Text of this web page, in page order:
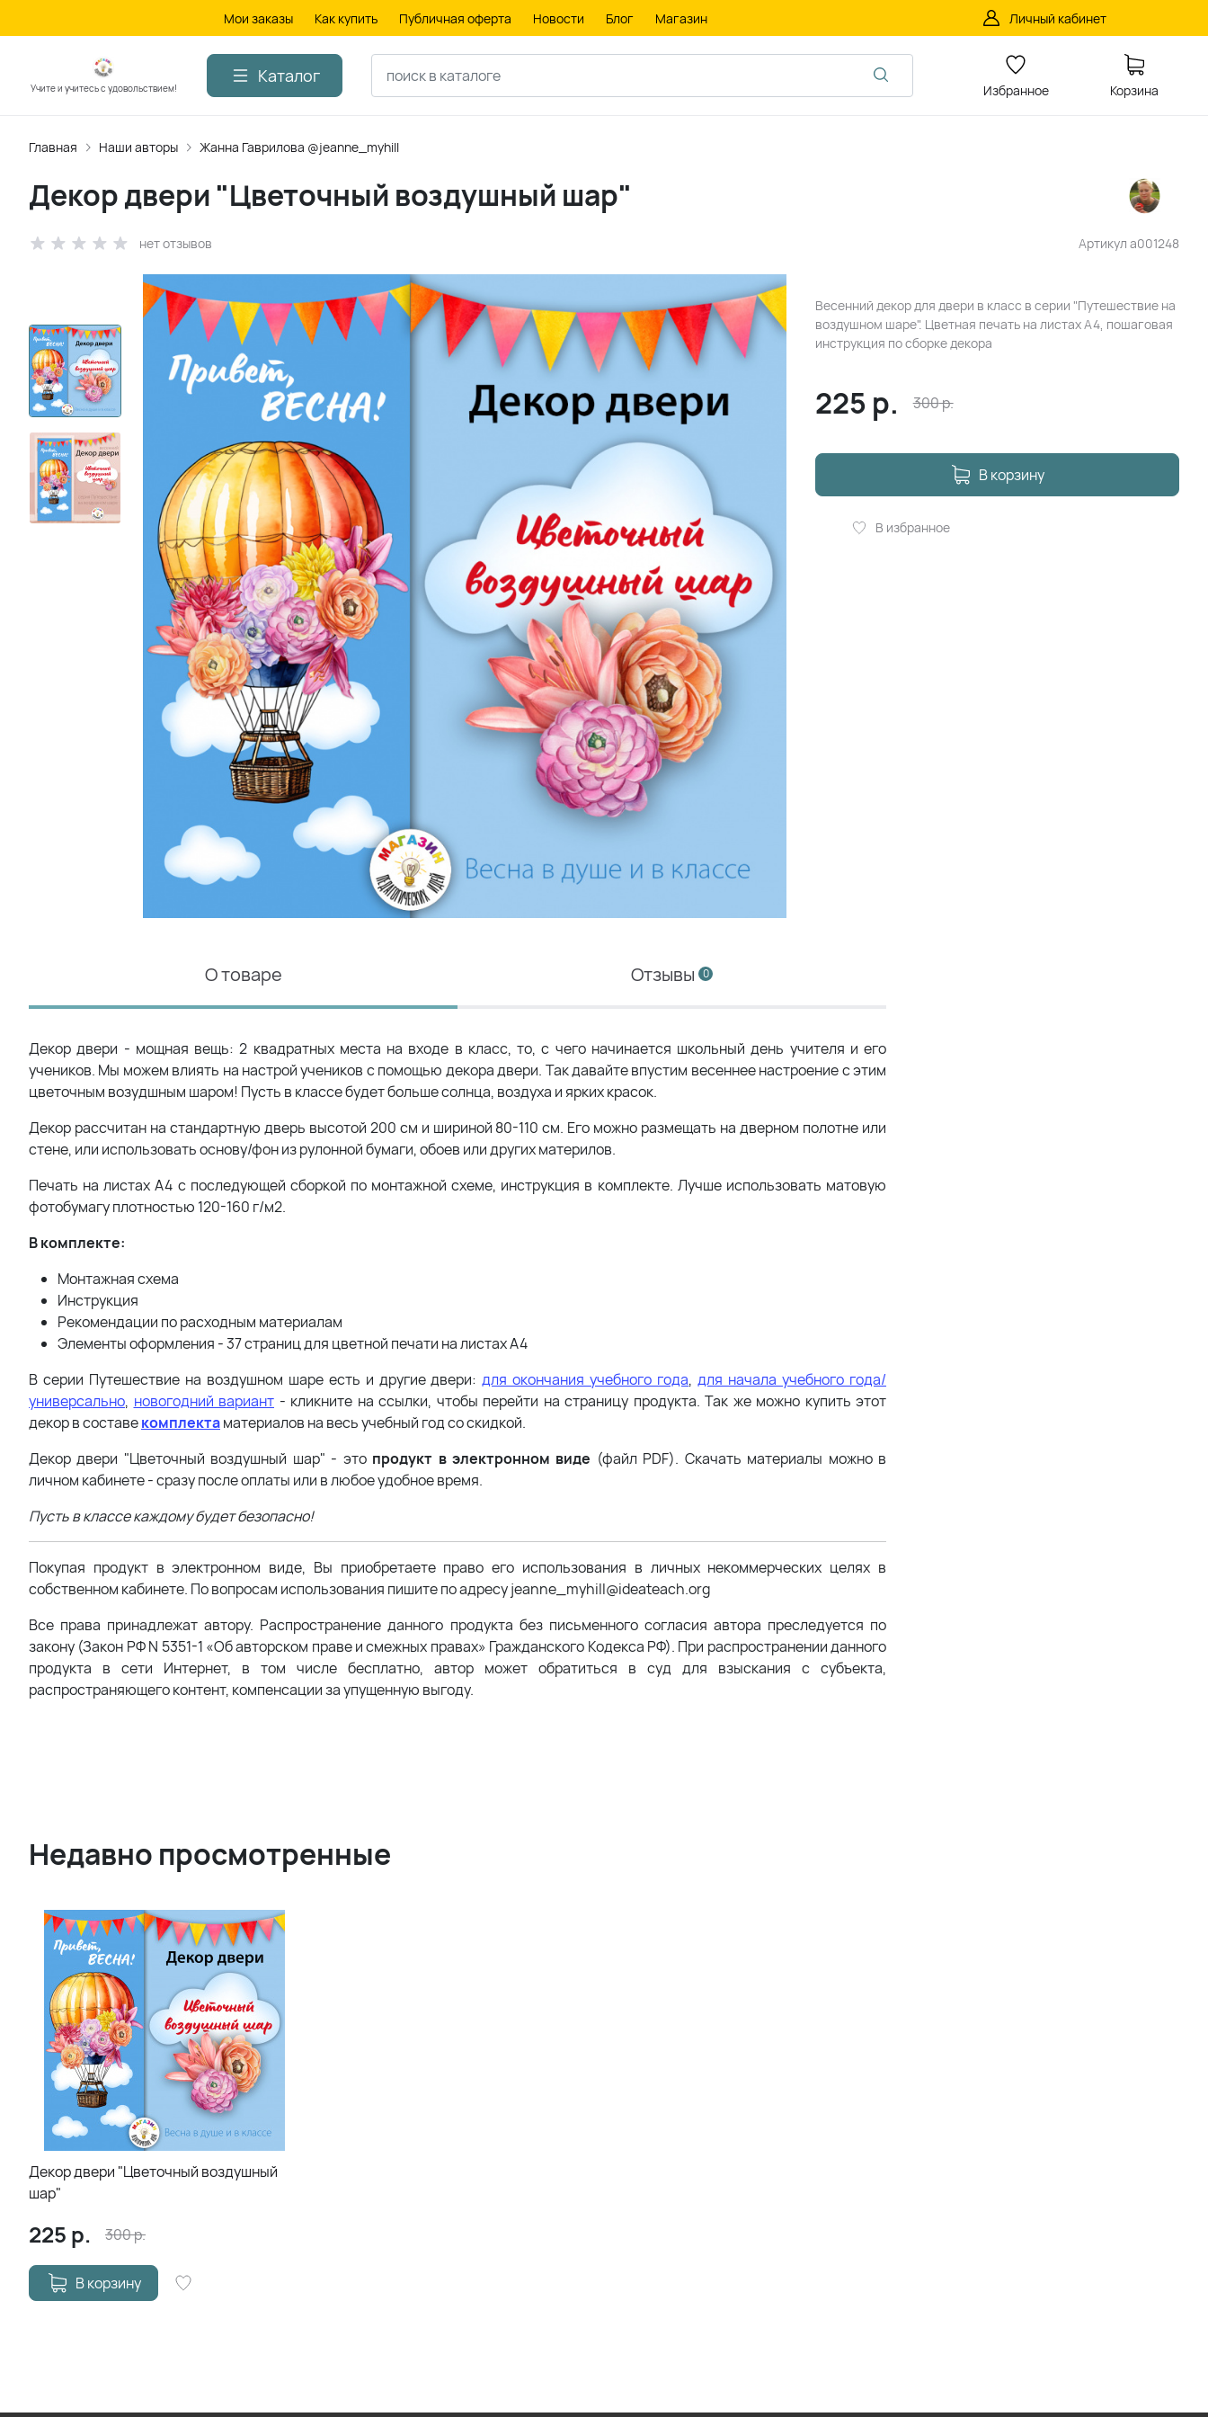
Мои заказы Как купить Публичная оферта Новости Блог Магазин Личный кабинет
Учите и учитесь с удовольствием!
Каталог
Избранное Корзина
Главная Наши авторы Жанна Гаврилова @jeanne_myhill
Артикул a001248
Декор двери "Цветочный воздушный шар"
нет отзывов
Весенний декор для двери в класс в серии "Путешествие на
воздушном шаре". Цветная печать на листах А4, пошаговая
инструкция по сборке декора
225 р. 300р.
В корзину
В избранное
О товаре Отзывы 0
Декор двери - мощная вещь: 2 квадратных места на входе в класс, то, с чего начинается школьный день учителя и его
учеников. Мы можем влиять на настрой учеников с помощью декора двери. Так давайте впустим весеннее настроение с этим
цветочным возудшным шаром! Пусть в классе будет больше солнца, воздуха и ярких красок.
Декор рассчитан на стандартную дверь высотой 200 см и шириной 80-110 см. Его можно размещать на дверном полотне или
стене, или использовать основу/фон из рулонной бумаги, обоев или других материлов.
Печать на листах А4 с последующей сборкой по монтажной схеме, инструкция в комплекте. Лучше использовать матовую
фотобумагу плотностью 120-160 г/м2.
В комплекте:
Монтажная схема
Инструкция
Рекомендации по расходным материалам
Элементы оформления - 37 страниц для цветной печати на листах А4
В серии Путешествие на воздушном шаре есть и другие двери:для окончания учебного года,для начала учебного года/
универсально, новогодний вариант - кликните на ссылки, чтобы перейти на страницу продукта. Так же можно купить этот
декор в составекомплектаматериалов на весь учебный год со скидкой.
Декор двери "Цветочный воздушный шар" - это продукт в электронном виде (файл PDF). Скачать материалы можно в
личном кабинете - сразу после оплаты или в любое удобное время.
Пусть в классе каждому будет безопасно!
Покупая продукт в электронном виде, Вы приобретаете право его использования в личных некоммерческих целях в
собственном кабинете. По вопросам использования пишите по адресу jeanne_myhill@ideateach.org
Все права принадлежат автору. Распространение данного продукта без письменного согласия автора преследуется по
закону (Закон РФ N 5351-1 «Об авторском праве и смежных правах» Гражданского Кодекса РФ). При распространении данного
продукта в сети Интернет, в том числе бесплатно, автор может обратиться в суд для взыскания с субъекта,
распространяющего контент, компенсации за упущенную выгоду.
Недавно просмотренные
Декор двери "Цветочный воздушный
шар"
225 р. 300р.
В корзину